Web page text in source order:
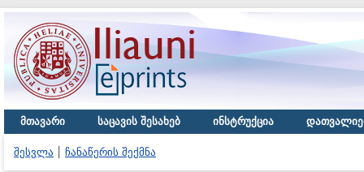
მთავარი საცავის შესახებ ინსტრუქცია
შესვლა ჩანაწერის შექმნა